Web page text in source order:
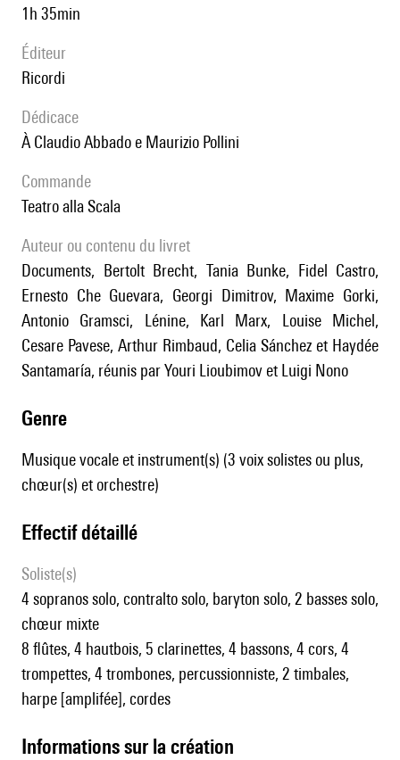
1h 35min
éditeur
Ricordi
Dédicace
à Claudio Abbado e Maurizio Pollini
Commande
Teatro alla Scala
Auteur ou contenu du livret
documents, Bertolt Brecht, Tania Bunke, Fidel Castro,
Ernesto Che Guevara, Georgi Dimitrov, Maxime Gorki,
Antonio Gramsci, Lénine, Karl Marx, Louise Michel,
Cesare Pavese, Arthur Rimbaud, Celia Sánchez et Haydée
Santamaría, réunis par Youri Lioubimov et Luigi Nono
genre
Musique vocale et instrument(s) (3 voix solistes ou plus,
chœur(s) et orchestre)
effectif détaillé
Soliste(s)
4 sopranos solo, contralto solo, baryton solo, 2 basses solo,
chœur mixte
8 flûtes, 4 hautbois, 5 clarinettes, 4 bassons, 4 cors, 4
trompettes, 4 trombones, percussionniste, 2 timbales,
harpe [amplifée], cordes
informations sur la création